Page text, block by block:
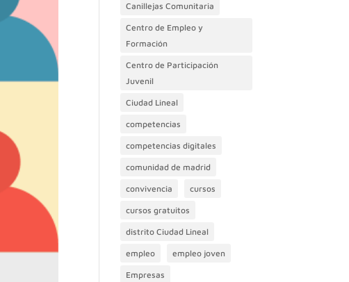
Canillejas Comunitaria
Centro de Empleo y
Formación
Centro de Participación
Juvenil
Ciudad Lineal
competencias
competencias digitales
comunidad de madrid
convivencia cursos
cursos gratuitos
distrito Ciudad Lineal
empleo empleo joven
Empresas